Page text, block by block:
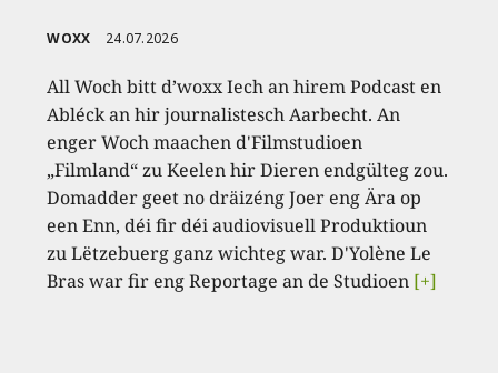
WOXX 24.07.2026
All Woch bitt d’woxx Iech an hirem Podcast en
Abléck an hir journalistesch Aarbecht. An
enger Woch maachen d'Filmstudioen
„Filmland“ zu Keelen hir Dieren endgülteg zou.
Domadder geet no dräizéng Joer eng Ära op
een Enn, déi fir déi audiovisuell Produktioun
zu Lëtzebuerg ganz wichteg war. D'Yolène Le
Bras war fir eng Reportage an de Studioen [+]